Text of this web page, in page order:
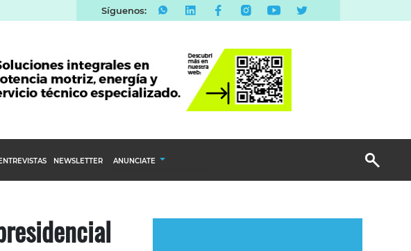
Síguenos:
NEWSLETTER ANUNCIATE
Email Marketing